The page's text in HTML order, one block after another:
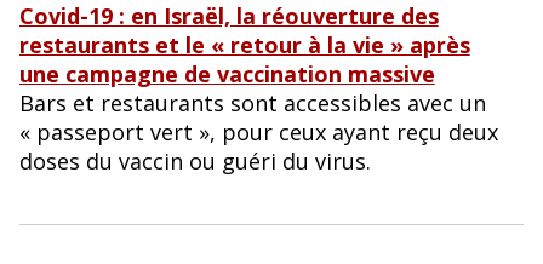
Covid-19 : en Israël, la réouverture des
restaurants et le « retour à la vie » après
une campagne de vaccination massive
Bars et restaurants sont accessibles avec un
« passeport vert », pour ceux ayant reçu deux
doses du vaccin ou guéri du virus.